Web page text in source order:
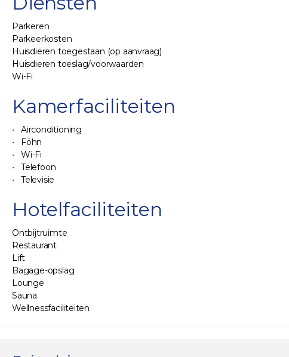
Parkeren
Parkeerkosten
Huisdieren toegestaan (op aanvraag)
Huisdieren toeslag/voorwaarden
Wi-Fi
Kamerfaciliteiten
Airconditioning
Föhn
Wi-Fi
Telefoon
Televisie
Hotelfaciliteiten
Ontbijtruimte
Restaurant
Lift
Bagage-opslag
Lounge
Sauna
Wellnessfaciliteiten